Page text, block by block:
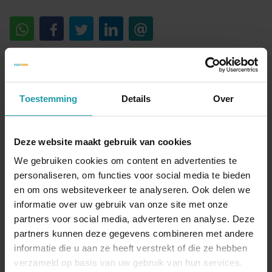
Toestemming Details Over
Deze website maakt gebruik van cookies
We gebruiken cookies om content en advertenties te
personaliseren, om functies voor social media te bieden
en om ons websiteverkeer te analyseren. Ook delen we
informatie over uw gebruik van onze site met onze
partners voor social media, adverteren en analyse. Deze
partners kunnen deze gegevens combineren met andere
informatie die u aan ze heeft verstrekt of die ze hebben
verzameld op basis van uw gebruik van hun services.
Schrijf je hieronder in voor onze maandelijkse
Naam*
E-mail adres*